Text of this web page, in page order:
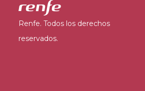
Renfe. Todos los derechos
reservados.